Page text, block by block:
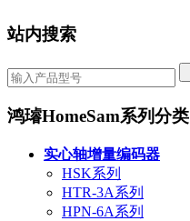
站内搜索
鸿璿HomeSam系列分类
实心轴增量编码器
HSK系列
HTR-3A系列
HPN-6A系列